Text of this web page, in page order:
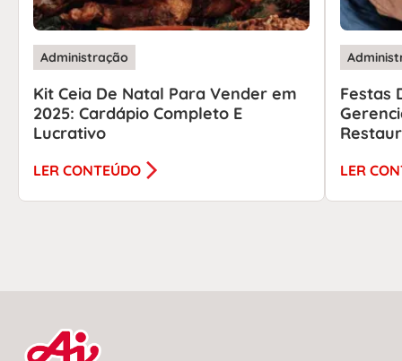
Administração
Kit Ceia De Natal Para Vender em
2025: Cardápio Completo E
Lucrativo
LER CONTEÚDO
Festas
LER